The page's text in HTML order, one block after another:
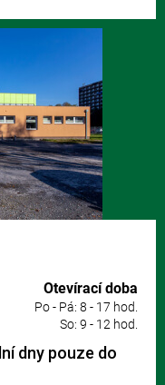
Otevírací doba
Po - Pá: 8 - 17 hod.
So: 9 - 12 hod.
dny pouze do